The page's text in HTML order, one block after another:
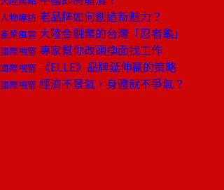
人物專訪 老品牌如何創造新魅力？
產業風雲 大陸金融業的台灣「忍者龜」
國際視窗 專家幫你改頭換面找工作
國際視窗 《ELLE》品牌延伸贏的策略
國際視窗 經濟不景氣，身體就不爭氣？